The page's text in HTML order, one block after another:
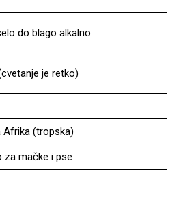
do blago alkalno
je retko)
Afrika (tropska)
za mačke i pse